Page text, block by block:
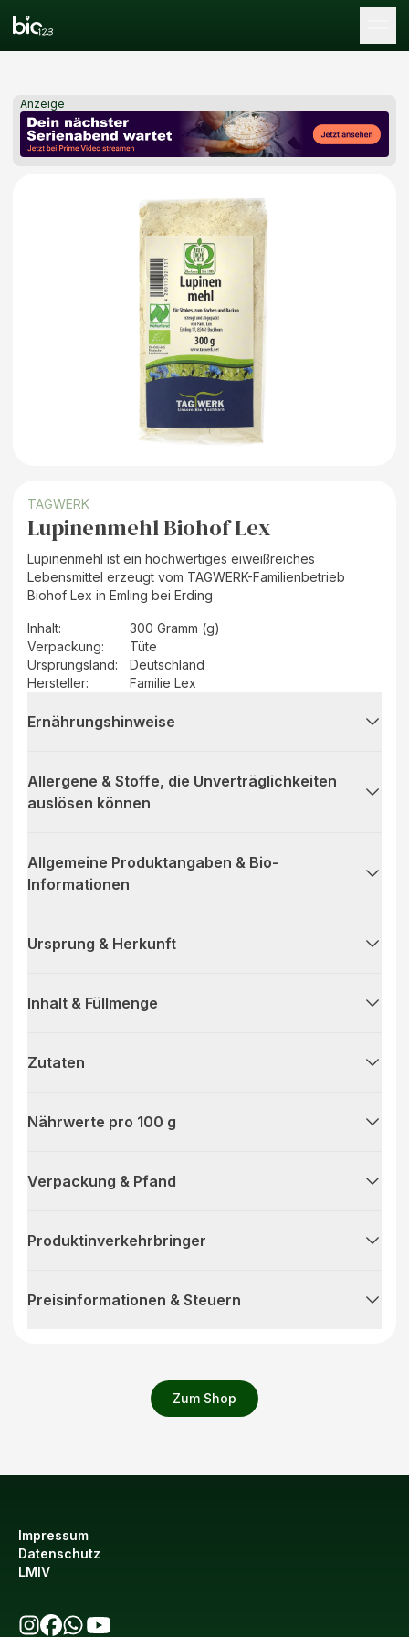
Anzeige
Zum Shop
TAGWERK
Lupinenmehl Biohof Lex
Lupinenmehl ist ein hochwertiges eiweißreiches
Lebensmittel erzeugt vom TAGWERK-Familienbetrieb
Biohof Lex in Emling bei Erding
Inhalt:
300 Gramm (g)
Verpackung:
Tüte
Ursprungsland:
Deutschland
Hersteller: Familie Lex
Ernährungshinweise
Allergene & Stoffe, die Unverträglichkeiten
auslösen können
Allgemeine Produktangaben & Bio-
Informationen
Ursprung & Herkunft
Inhalt & Füllmenge
Zutaten
Nährwerte pro 100 g
Verpackung & Pfand
Produktinverkehrbringer
Preisinformationen & Steuern
Impressum
Datenschutz
LMIV